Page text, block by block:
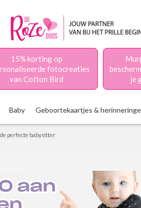
15% korting op
fotocreaties
van Cotton Bird
je
Baby Geboortekaartjes &
perfecte babysitter